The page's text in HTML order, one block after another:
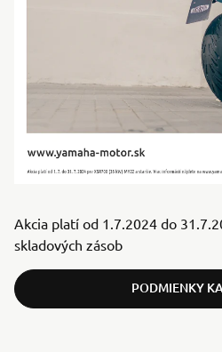
Akcia platí od 1.7.2024 do
skladových zásob
PODMIENKY